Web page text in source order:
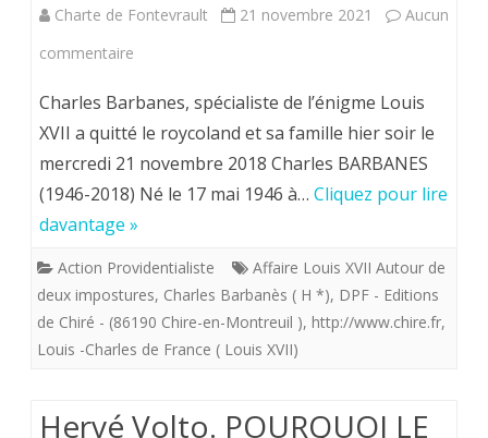
Charte de Fontevrault 21 novembre 2021
Aucun
commentaire
memoriam.
Rappel
à
21
novembre
de
Charles Barbanes, spécialiste de l’énigme Louis
XVII a quitté le roycoland et sa famille hier soir le
mercredi 21 novembre 2018 Charles BARBANES
(1946-2018) Né le 17 mai 1946 à… Cliquez pour lire
davantage »
Action Providentialiste
Affaire Louis XVII Autour de
deux impostures, Charles Barbanès ( H *), DPF - Editions
de Chiré - (86190 Chire-en-Montreuil ), http://www.chire.fr,
Louis -Charles de France ( Louis XVII)
Hervé Volto. POURQUOI LE